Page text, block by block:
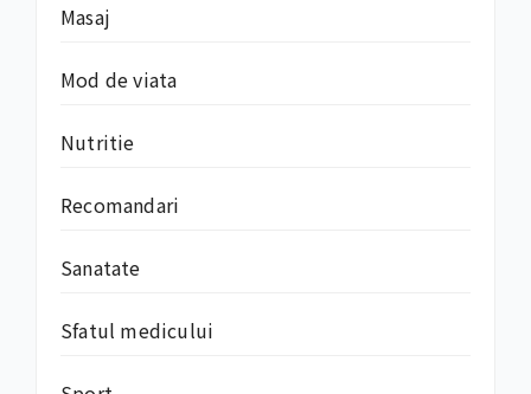
Masaj
Mod de viata
Nutritie
Recomandari
Sanatate
Sfatul medicului